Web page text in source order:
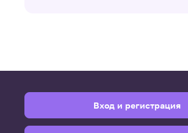
Вход и регистрация